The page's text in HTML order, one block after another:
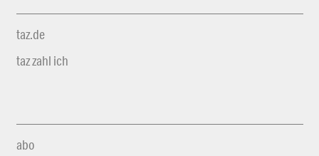
taz.de
taz zahl ich
abo